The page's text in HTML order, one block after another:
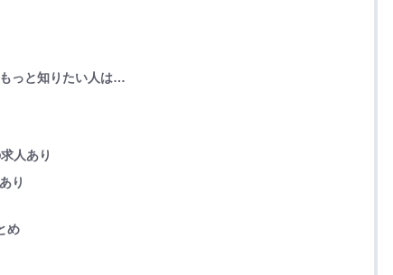
っと知りたい人は…
人あり
り
め